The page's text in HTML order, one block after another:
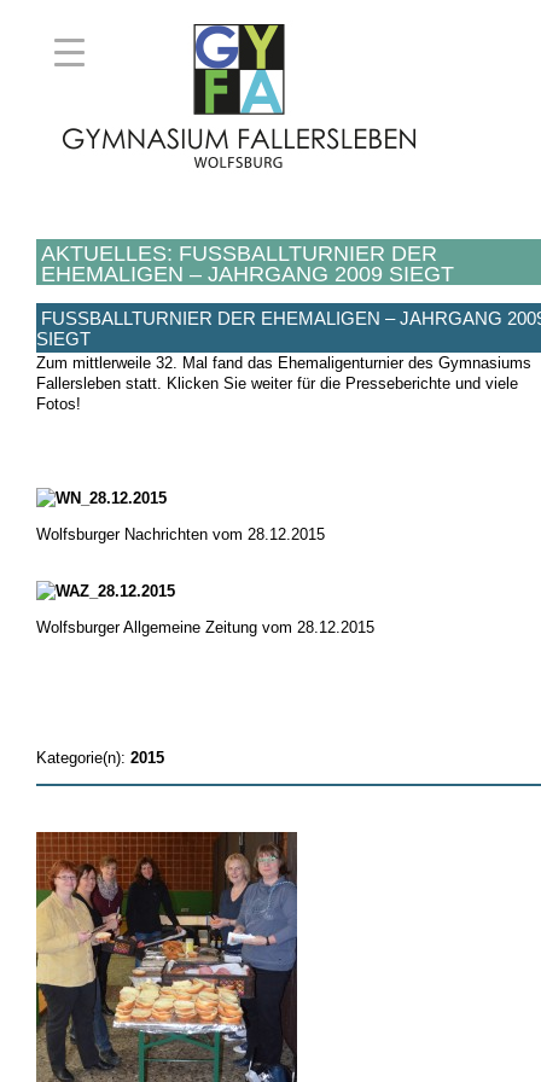
AKTUELLES: FUSSBALLTURNIER DER E
HEMALIGEN – JAHRGANG 2009 SIEGT
FUSSBALLTURNIER DER EHEMALIGEN – JAHRGANG 2009
IEGT
Zum mittlerweile 32. Mal fand das Ehemaligenturnier des Gymnasiums
Fallersleben statt. Klicken Sie weiter für die Presseberichte und viele
Fotos!
Wolfsburger Nachrichten vom 28.12.2015
Wolfsburger Allgemeine Zeitung vom 28.12.2015
Kategorie(n): 2015